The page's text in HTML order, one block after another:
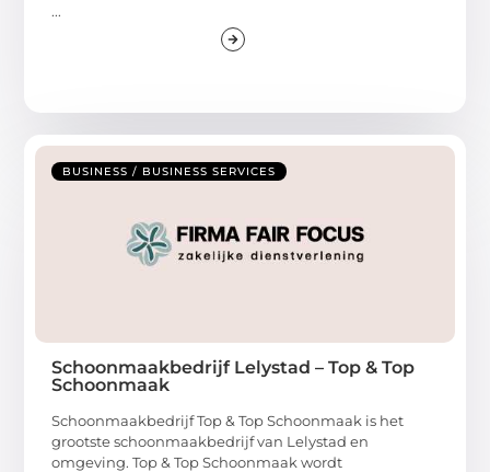
...
BUSINESS / BUSINESS SERVICES
Schoonmaakbedrijf Lelystad – Top & Top
Schoonmaak
Schoonmaakbedrijf Top & Top Schoonmaak is het
grootste schoonmaakbedrijf van Lelystad en
omgeving. Top & Top Schoonmaak wordt